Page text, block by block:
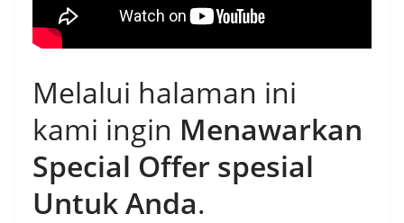
Melalui halaman ini
kami ingin Menawarkan
Special Offer spesial
Untuk Anda.